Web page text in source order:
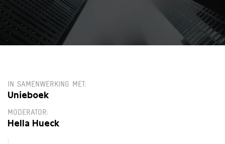
IN SAMENWERKING MET
Unieboek
MODERATOR
Hella Hueck